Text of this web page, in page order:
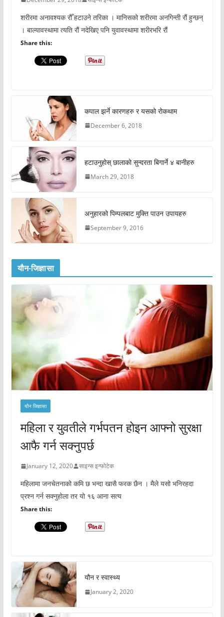
शरीरमा अनावश्यक रौँ हटाउने तरिका । मानिसको शरीरमा अनगिन्ती रौं हुन्छन्
। बाल्यावस्थामा त्यति रौं नदेखिए पनि युवावस्थामा शरीरभरि रौं
Share this:
कपाल झर्ने कारणहरु र यसको रोकथाम
December 6, 2018
हटाउनुहोस् छालाको सुन्दरता बिगार्ने ४ बानीहरु
March 29, 2018
अनुहारको पिम्पलबाट मुक्ति पाउन उपायहरु
September 9, 2016
यौन-जिज्ञासा
यौन जिज्ञासा
महिला र युवतीले गर्भपतन होइन आफ्नो सुरक्षा
आफै गर्न सक्नुपर्छ
January 12, 2020 साइन्स इन्फोटेक
महिलामा जनचेतनाको कमि छ भन्दा खासै फरक छैन । मैले यसो भनिरहदा
प्रश्न गर्न सक्नुहोला तर यो १६ आना सत्य
Share this:
यौन र स्वास्थ्य
January 2, 2020